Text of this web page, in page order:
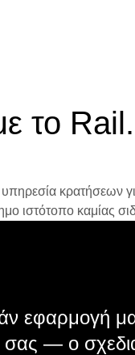
το
κρατήσεων
ιστότοπο καμίας
εφαρμογή
σας — ο